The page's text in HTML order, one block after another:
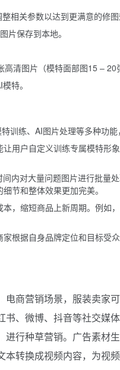
相关参数以达到更满意的修图
片保存到本地。
清图片（模特面部图15 – 20
特。
训练、AI图片处理等多种功能
用户自定义训练专属模特形
内对大量问题图片进行批量
节和整体效果更加完美。
，缩短商品上新周期。例如
根据自身品牌定位和目标受
商营销场景，服装卖家
、微博、抖音等社交媒
行种草营销。广告素材
转换成视频内容，为视频